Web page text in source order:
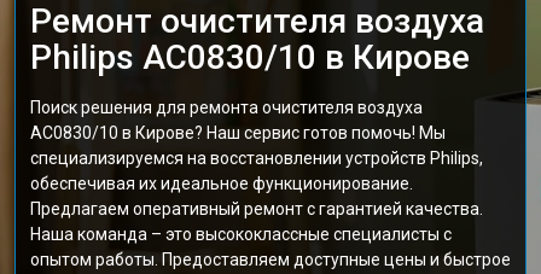
Ремонт очистителя воздуха
Philips AC0830/10 в Кирове
Поиск решения для ремонта очистителя воздуха
AC0830/10 в Кирове? Наш сервис готов помочь! Мы
специализируемся на восстановлении устройств Philips,
обеспечивая их идеальное функционирование.
Предлагаем оперативный ремонт с гарантией качества.
Наша команда – это высококлассные специалисты с
опытом работы. Предоставляем доступные цены и быстрое